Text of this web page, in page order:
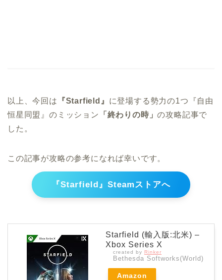
以上、今回は 『Starfield』 に登場する勢力の1つ『自由
恒星同盟』のミッション
「終わりの時」の攻略記事で
した。
この記事が攻略の参考になれば幸いです。
『Starfield』Steamストアへ
Starfield (輸入版:北米) –
Xbox Series X
created by Rinker
Bethesda Softworks(World)
Amazon